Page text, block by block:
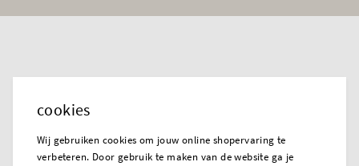
cookies
Wij gebruiken cookies om jouw online shopervaring te
verbeteren. Door gebruik te maken van de website ga je